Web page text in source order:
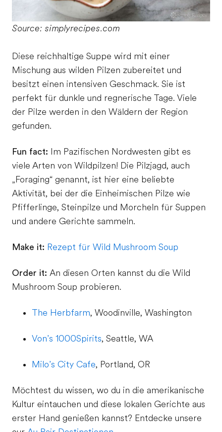
Source: simplyrecipes.com
Diese reichhaltige Suppe wird mit einer
Mischung aus wilden Pilzen zubereitet und
besitzt einen intensiven Geschmack. Sie ist
perfekt für dunkle und regnerische Tage. Viele
der Pilze werden in den Wäldern der Region
gefunden.
Fun fact: Im Pazifischen Nordwesten gibt es
viele Arten von Wildpilzen! Die Pilzjagd, auch
„Foraging“ genannt, ist hier eine beliebte
Aktivität, bei der die Einheimischen Pilze wie
Pfifferlinge, Steinpilze und Morcheln für Suppen
und andere Gerichte sammeln.
Make it: Rezept für Wild Mushroom Soup
Order it: An diesen Orten kannst du die Wild
Mushroom Soup probieren.
The Herbfarm, Woodinville, Washington
Von’s 1000Spirits, Seattle, WA
Milo’s City Cafe, Portland, OR
Möchtest du wissen, wo du in die amerikanische
Kultur eintauchen und diese lokalen Gerichte aus
erster Hand genießen kannst? Entdecke unsere